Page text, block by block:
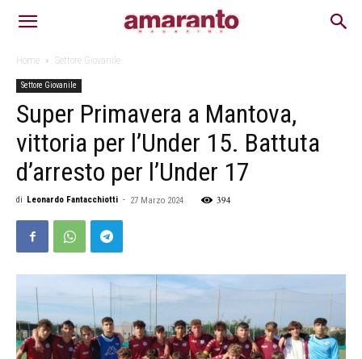
Home Settore Giovanile
Settore Giovanile
Super Primavera a Mantova,
vittoria per l’Under 15. Battuta
d’arresto per l’Under 17
di Leonardo Fantacchiotti - 27 Marzo 2024 394